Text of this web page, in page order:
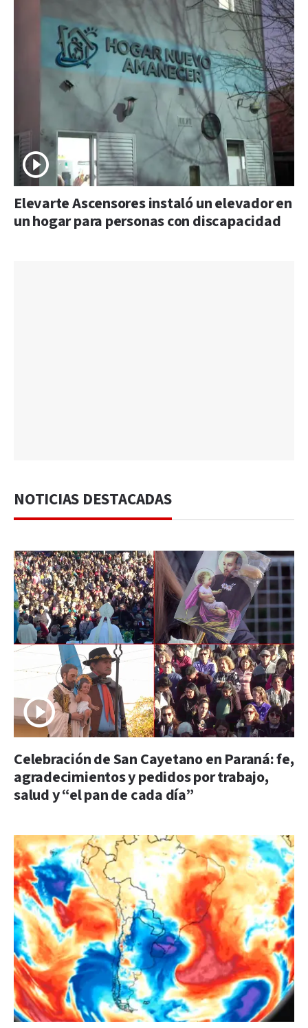
Elevarte Ascensores instaló un elevador en
un hogar para personas con discapacidad
NOTICIAS DESTACADAS
Celebración de San Cayetano en Paraná: fe,
agradecimientos y pedidos por trabajo,
salud y “el pan de cada día”